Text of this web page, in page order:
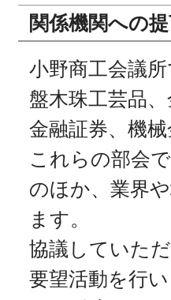
関係機関への
小野商工会議
盤木珠工芸品
金融証券、機
これらの部会
のほか、業界
ます。
協議していた
要望活動を行